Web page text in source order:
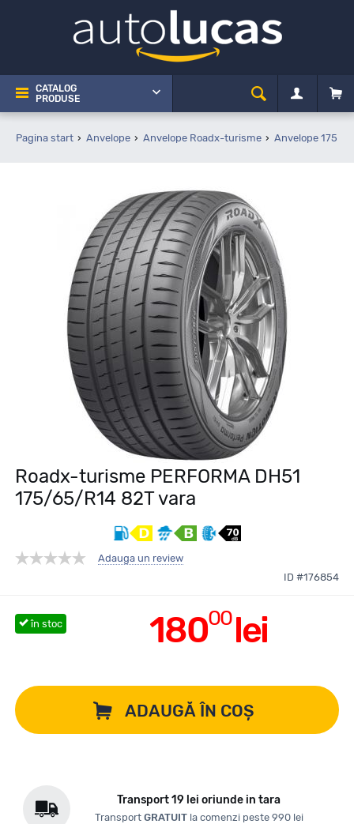
CATALOG
PRODUSE
Pagina start Anvelope Anvelope Roadx-turisme Anvelope 175 65
Roadx-turisme PERFORMA DH51
175/65/R14 82T vara
Adauga un review
ID #176854
18000lei
în stoc
ADAUGĂ ÎN COȘ
Transport 19 lei oriunde in tara
Transport GRATUITla comenzi peste 990 lei